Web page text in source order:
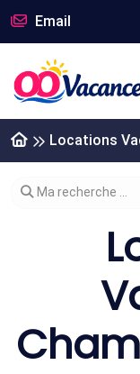
Email
Locations
Modifier votre
Ma recherche ...